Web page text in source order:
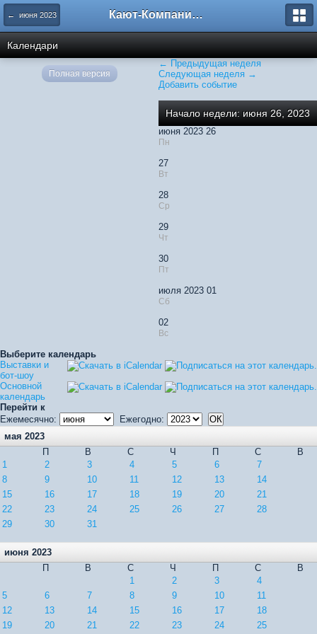
← июня 2023 Кают-Компания "Катера и Яхты"
Календари
← Предыдущая неделя
Следующая неделя →
Добавить событие
Начало недели: июня 26, 2023
июня 2023 26
Пн
27
Вт
28
Ср
29
Чт
30
Пт
июля 2023 01
Сб
02
Вс
Выберите календарь
Выставки и
бот-шоу
Основной
календарь
Перейти к
Ежемесячно:
Ежегодно:
мая 2023
П
В С Ч П С
В
1
2 3 4 5 6
7
8
9 10 11 12 13
14
15
16 17 18 19 20
21
22
23 24 25 26 27
28
29
30 31
июня 2023
П
В С Ч П С
В
1
2 3
4
5
6 7 8 9 10
11
12
13 14 15 16 17
18
19
20 21 22 23 24 25
Полная версия